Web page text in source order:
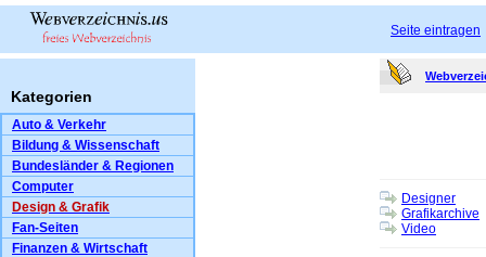
Seite eintragen
Kategorien
Auto & Verkehr
Bildung & Wissenschaft
Bundesländer & Regionen
Computer
Design & Grafik
Fan-Seiten
Finanzen & Wirtschaft
Designer
Grafikarchive
Video